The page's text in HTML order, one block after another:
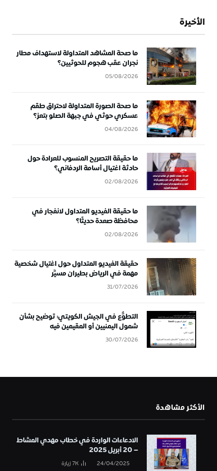
الأخيرة
ما صحة المشاهد المتداولة لاستهداف مطار
نجران عقب هجوم للحوثيين؟
05/08/2026
ما صحة الصورة المتداولة لاحتراق طقم
عسكري حوثي في جبهة الصلو بتعز؟
04/08/2026
ما حقيقة التصريح المنسوب للعرادة حول
حادثة اغتيال أسامة الردفاني؟
02/08/2026
ما حقيقة الفيديو المتداول لانفجار في
محافظة صعدة حديثًا؟
02/08/2026
حقيقة الفيديو المتداول حول اغتيال شخصية
مهمة في الرياض بطيران مسيَّر
31/07/2026
التطوُّع في الجيش الكويتي: توضيح بشأن
شمول اليمنيين أو المقيمين فيه
30/07/2026
الأكثر مشاهدة
الادعاءات الواردة في خطاب مهدي المشاط
– 20 أبريل 2025
24/04/2025
7Kزيارة